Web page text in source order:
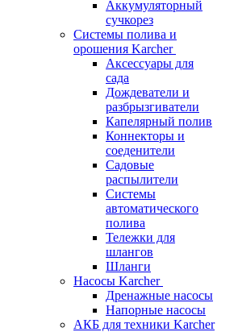
Аккумуляторный
сучкорез
Системы полива и
орошения Karcher
Аксессуары для
сада
Дождеватели и
разбрызгиватели
Капелярный полив
Коннекторы и
соеденители
Садовые
распылители
Системы
автоматического
полива
Тележки для
шлангов
Шланги
Насосы Karcher
Дренажные насосы
Напорные насосы
АКБ для техники Karcher